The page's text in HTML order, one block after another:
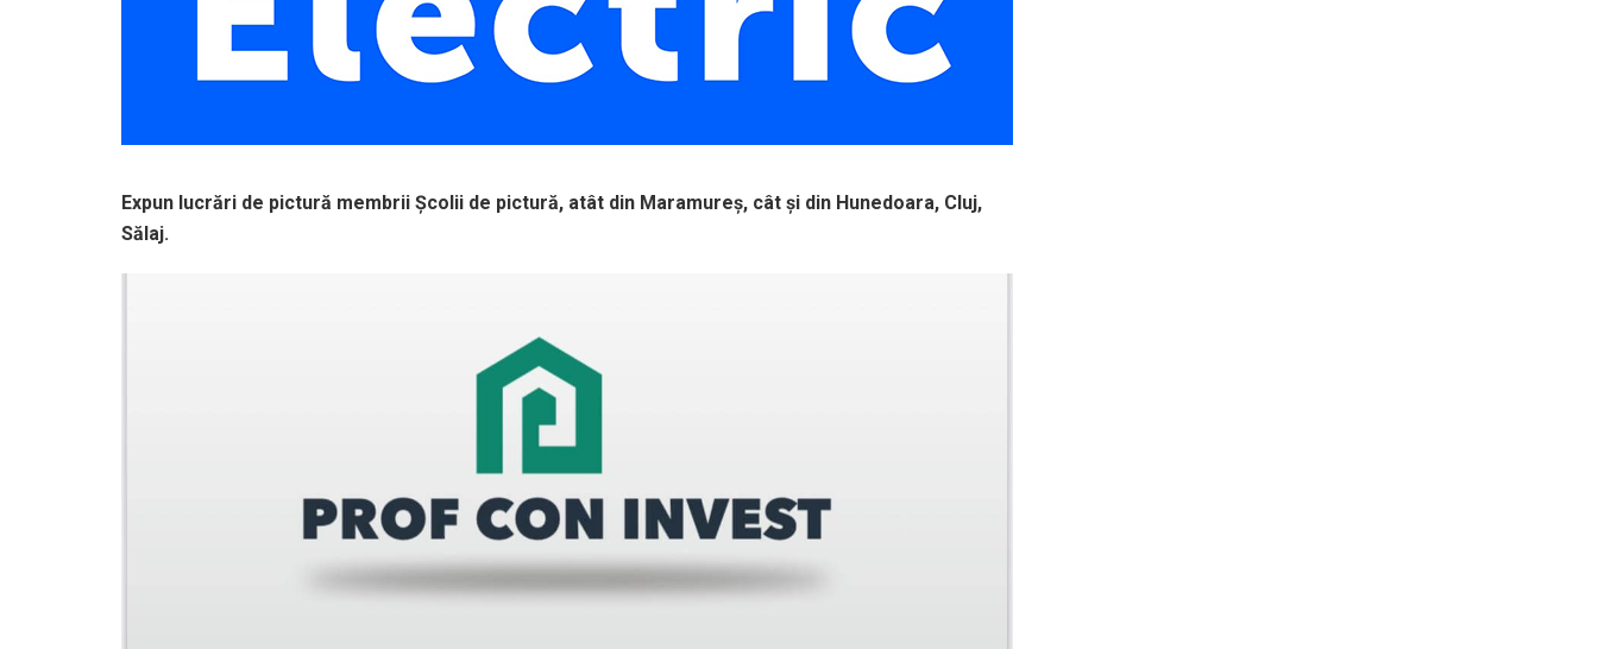
Expun lucrări de pictură membrii Școlii de pictură, atât din Maramureș, cât și din Hunedoara, Cluj,
Sălaj.